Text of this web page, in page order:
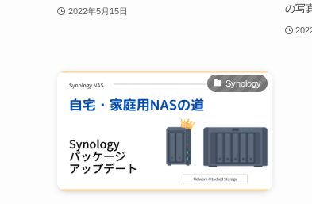
2022年5月15日
の写
Synology